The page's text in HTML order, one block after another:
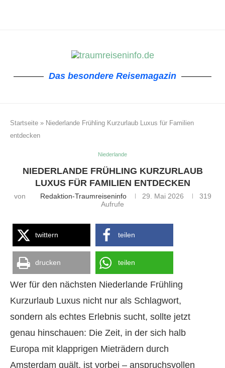
Das besondere Reisemagazin
Startseite » Niederlande Frühling Kurzurlaub Luxus für Familien
entdecken
Niederlande
NIEDERLANDE FRÜHLING KURZURLAUB
LUXUS FÜR FAMILIEN ENTDECKEN
von Redaktion-Traumreiseninfo 29. Mai 2026
319
Aufrufe
twittern teilen
drucken teilen
Wer für den nächsten Niederlande Frühling
Kurzurlaub Luxus nicht nur als Schlagwort,
sondern als echtes Erlebnis sucht, sollte jetzt
genau hinschauen: Die Zeit, in der sich halb
Europa mit klapprigen Mieträdern durch
Amsterdam quält, ist vorbei – anspruchsvollen